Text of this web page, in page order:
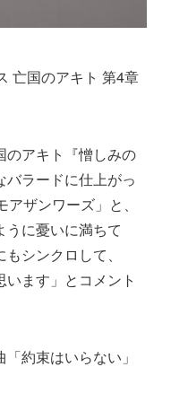
亡国のアキト 第4章
のアキト『憎しみの
ラードに仕上がっ
ザンワーズ」と、
に憂いに満ちて
シンクロして、
ます」とコメント
約束はいらない」